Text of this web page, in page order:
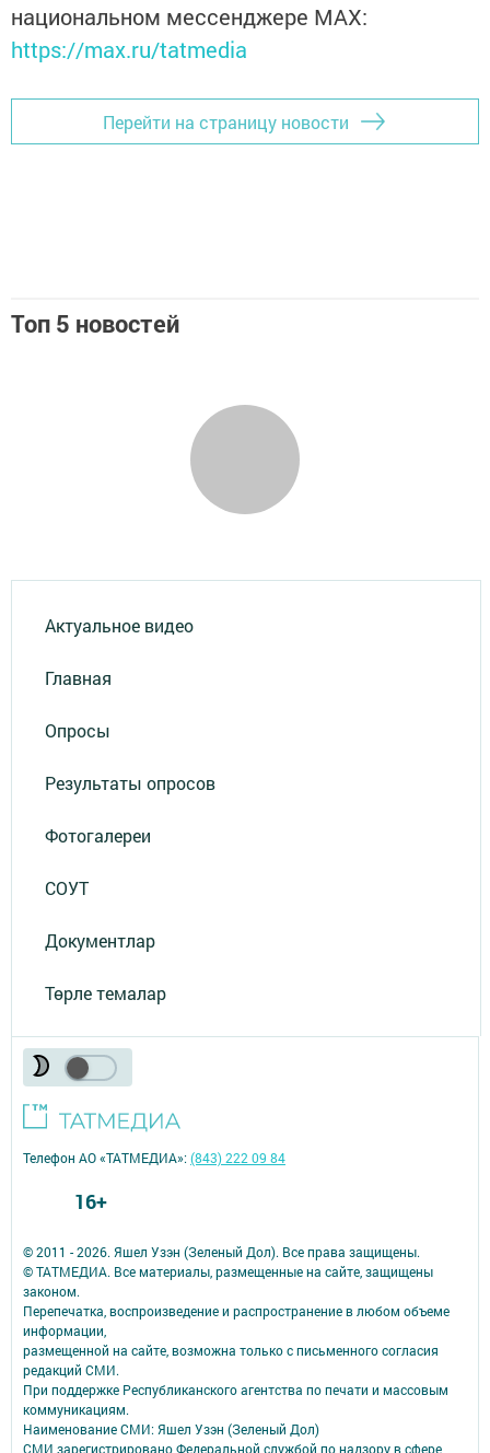
национальном мессенджере MАХ:
https://max.ru/tatmedia
Перейти на страницу новости
Топ 5 новостей
Актуальное видео
Главная
Опросы
Результаты опросов
Фотогалереи
СОУТ
Документлар
Төрле темалар
© 2011 - 2026. Яшел Узэн (Зеленый Дол). Все права защищены.
© ТАТМЕДИА. Все материалы, размещенные на сайте, защищены
законом.
Перепечатка, воспроизведение и распространение в любом объеме
информации,
размещенной на сайте, возможна только с письменного согласия
редакций СМИ.
При поддержке Республиканского агентства по печати и массовым
коммуникациям.
Наименование СМИ: Яшел Узэн (Зеленый Дол)
СМИ зарегистрировано Федеральной службой по надзору в сфере
Телефон АО «ТАТМЕДИА»:(843) 222 09 84
16+